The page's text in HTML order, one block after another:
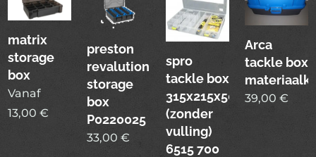
matrix
storage
box
Vanaf
13,00 €
preston
revalution
storage
box
P0220025
33,00 €
spro
tackle box
315x215x50mm
(zonder
vulling)
6515 700
Arca
tackle box
39,00 €